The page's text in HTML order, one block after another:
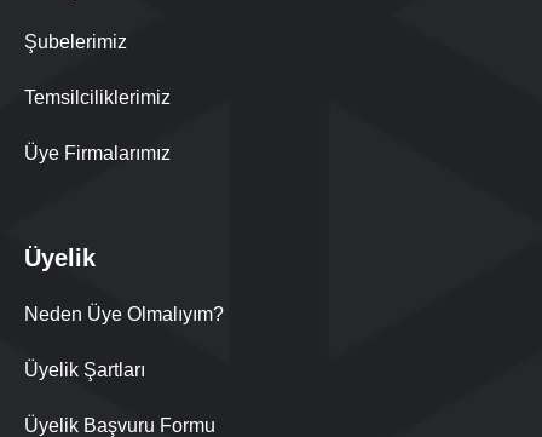
Şubelerimiz
Temsilciliklerimiz
Üye Firmalarımız
Üyelik
Neden Üye Olmalıyım?
Üyelik Şartları
Üyelik Başvuru Formu